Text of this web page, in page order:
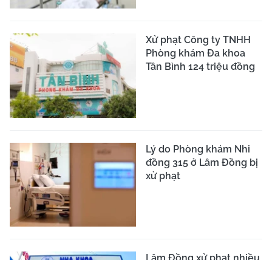
Xử phạt Công ty TNHH
Phòng khám Đa khoa
Tân Bình 124 triệu đồng
Lý do Phòng khám Nhi
đồng 315 ở Lâm Đồng bị
xử phạt